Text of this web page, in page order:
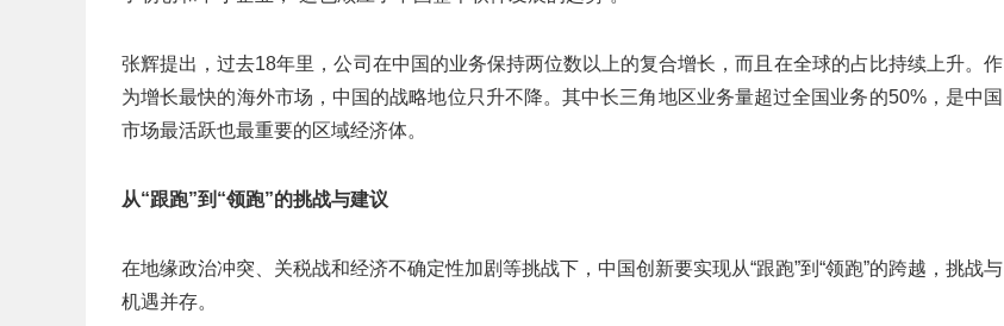
张辉提出，过去18年里，公司在中国的业务保持两位数以上的复合增长，而且在全球的占比持续上升。作
为增长最快的海外市场，中国的战略地位只升不降。其中长三角地区业务量超过全国业务的50%，是中国
市场最活跃也最重要的区域经济体。
从“跟跑”到“领跑”的挑战与建议
在地缘政治冲突、关税战和经济不确定性加剧等挑战下，中国创新要实现从“跟跑”到“领跑”的跨越，挑战与
机遇并存。